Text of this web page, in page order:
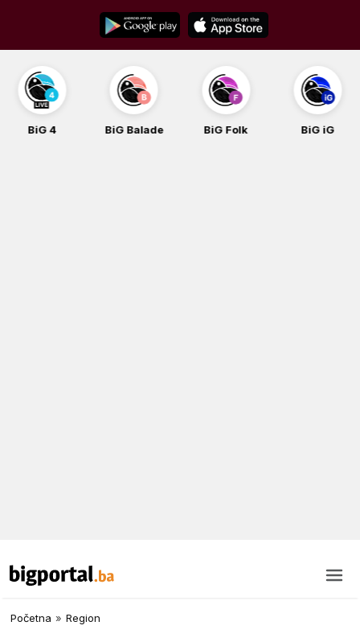
content
BiG Balade BiG Folk BiG iG BiG Rock
Početna » Region